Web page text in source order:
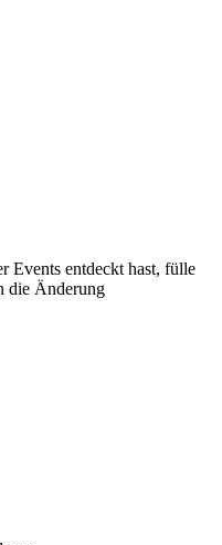
Events entdeckt hast, fülle
die Änderung